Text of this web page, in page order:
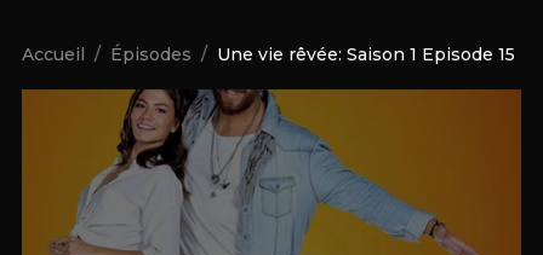
Accueil Épisodes Une vie rêvée: Saison 1 Episode 15